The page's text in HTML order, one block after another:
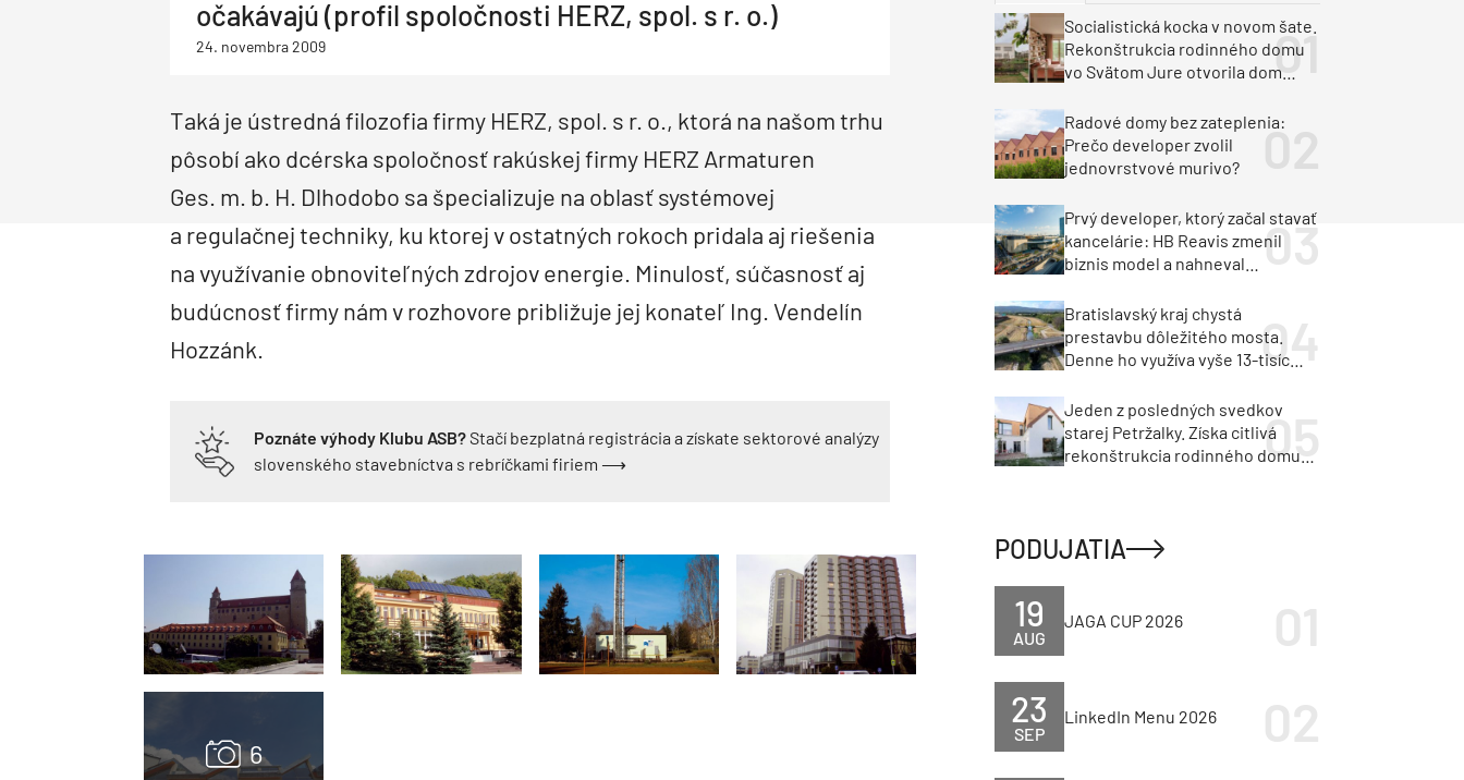
Priemyselné objekty
Drevostavby Montované domyBungalovy
Inžinierske siete
Klimatizácia a vetranie
Správa budov
Priemysel a logistika Dopravné stavby
Deti a architektúra Manažérsky kurz Milan Murcka
očakávajú (profil spoločnosti HERZ, spol. s r. o.)
24. novembra 2009
Taká je ústredná filozofia firmy HERZ, spol. s r. o., ktorá na našom trhu
pôsobí ako dcérska spoločnosť rakúskej firmy HERZ Armaturen
Ges. m. b. H. Dlhodobo sa špecializuje na oblasť systémovej
a regulačnej techniky, ku ktorej v ostatných rokoch pridala aj riešenia
na využívanie obnoviteľných zdrojov energie. Minulosť, súčasnosť aj
budúcnosť firmy nám v rozhovore približuje jej konateľ Ing. Vendelín
Hozzánk.
Poznáte výhody Klubu ASB?Stačí bezplatná registrácia a získate sektorové analýzy
slovenského stavebníctva s rebríčkami firiem ⟶
Socialistická kocka v novom šate.
Rekonštrukcia rodinného domu
vo Svätom Jure otvorila dom
Radové domy bez zateplenia:
Prečo developer zvolil
jednovrstvové murivo?
Prvý developer, ktorý začal stavať
kancelárie: HB Reavis zmenil
biznis model a nahneval
Bratislavský kraj chystá
prestavbu dôležitého mosta.
Denne ho využíva vyše 13-tisíc
Jeden z posledných svedkov
starej Petržalky. Získa citlivá
rekonštrukcia rodinného domu
PODUJATIA
AUG
19 JAGA CUP 2026
SEP
23 LinkedIn Menu 2026